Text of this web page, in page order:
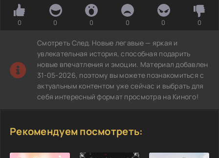
0 0 0 0 0 0
Смотреть След. Новые легавые — яркая и
увлекательная история, способная подарить
новые впечатления и эмоции. Материал добавлен
31-05-2026, поэтому вы можете познакомиться с
актуальным контентом уже сейчас и выбрать для
себя интересный формат просмотра на Киного!
Рекомендуем посмотреть: